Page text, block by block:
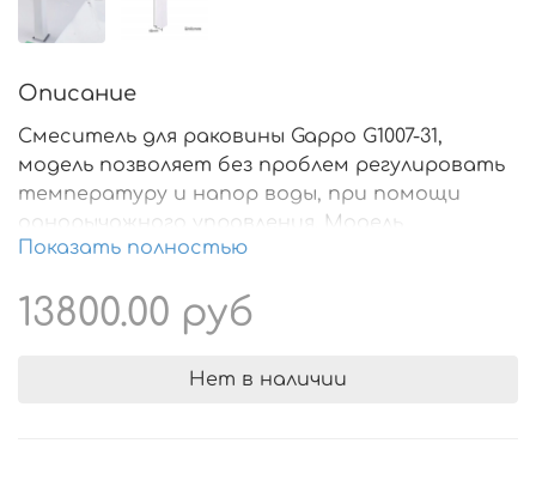
Описание
Смеситель для раковины Gappo G1007-31,
модель позволяет без проблем регулировать
температуру и напор воды, при помощи
однорычажного управления. Модель
устанавливается при помощи гайки, нижняя
специальное отверстие для установки и
затягивается гайкой. Дизайн смесителей
выполнен в популярном стиле хайтек,
Показать полностью
13800.00 руб
Нет в наличии